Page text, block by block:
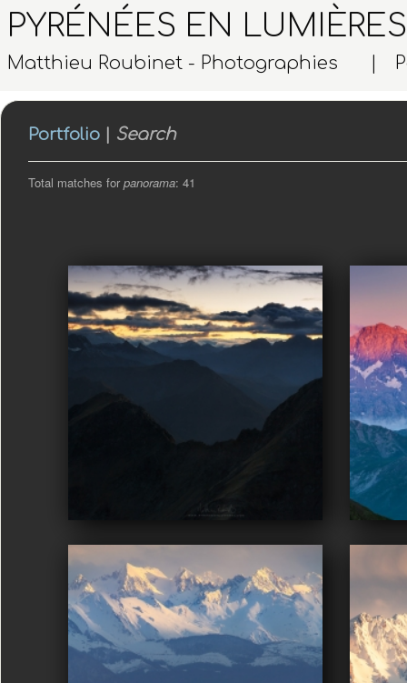
PYRÉNÉES EN LUMIÈRES
Matthieu Roubinet - Photographies |
Portfolio Search
Total matches forpanorama: 41